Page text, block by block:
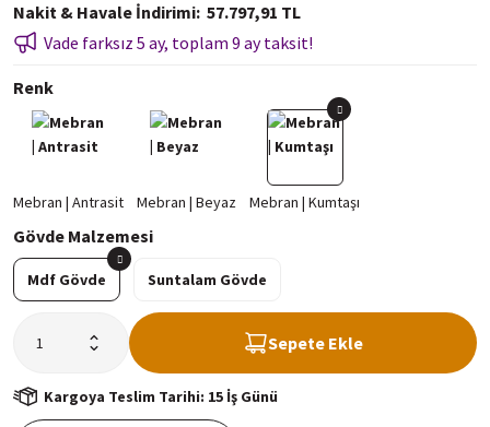
Nakit & Havale İndirimi 57.797,91 TL
Vade farksız 5 ay, toplam 9 ay taksit!
Renk
Gövde Malzemesi
Mdf Gövde Suntalam Gövde
Sepete Ekle
Kargoya Teslim Tarihi: 15 İş Günü